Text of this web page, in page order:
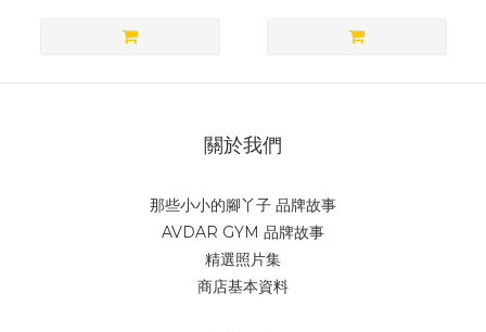
關於我們
那些小小的腳丫子 品牌故事
AVDAR GYM 品牌故事
精選照片集
商店基本資料